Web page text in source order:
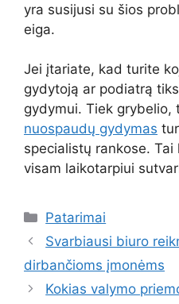
yra susijusi su šios
eiga.
Jei įtariate, kad turite
gydytoją ar podiatrą
gydymui. Tiek grybelio,
nuospaudų gydymas
specialistų rankose.
visam laikotarpiui
Kategorijos
Patarimai
Svarbiausi biuro
dirbančioms įmonėms
Kokias valymo